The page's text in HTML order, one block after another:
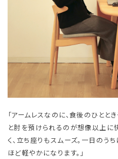
「アームレスなのに、食後のひと
と肘を預けられるのが想像以上に
く、立ち座りもスムーズ。一日のう
ほど軽やかになります。」